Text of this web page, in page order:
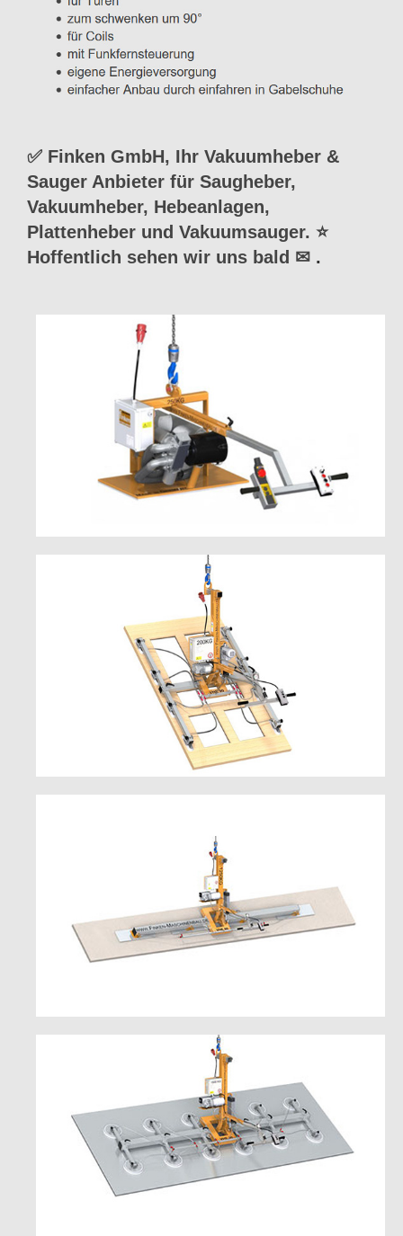
✅ Finken GmbH, Ihr Vakuumheber &
Sauger Anbieter für Saugheber,
Vakuumheber, Hebeanlagen,
Plattenheber und Vakuumsauger. ⭐
Hoffentlich sehen wir uns bald ✉ .